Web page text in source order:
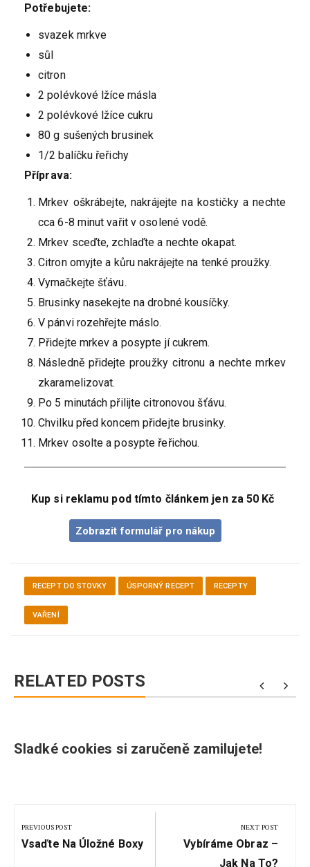
Potřebujete:
svazek mrkve
sůl
citron
2 polévkové lžíce másla
2 polévkové lžíce cukru
80 g sušených brusinek
1/2 balíčku řeřichy
Příprava:
Mrkev oškrábejte, nakrájejte na kostičky a nechte
cca 6-8 minut vařit v osolené vodě.
Mrkev sceďte, zchlaďte a nechte okapat.
Citron omyjte a kůru nakrájejte na tenké proužky.
Vymačkejte šťávu.
Brusinky nasekejte na drobné kousíčky.
V pánvi rozehřejte máslo.
Přidejte mrkev a posypte jí cukrem.
Následně přidejte proužky citronu a nechte mrkev
zkaramelizovat.
Po 5 minutách přilijte citronovou šťávu.
Chvilku před koncem přidejte brusinky.
Mrkev osolte a posypte řeřichou.
Kup si reklamu pod tímto článkem jen za 50 Kč
Zobrazit formulář pro nákup
RECEPT DO STOVKY ÚSPORNÝ RECEPT RECEPTY
VAŘENÍ
RELATED POSTS
Sladké cookies si zaručeně zamilujete!
pro
příspěvek
PREVIOUS POST
Previous
Vsaďte Na Úložné Boxy
NEXT POST
Next
Vybíráme Obraz –
Jak Na To?